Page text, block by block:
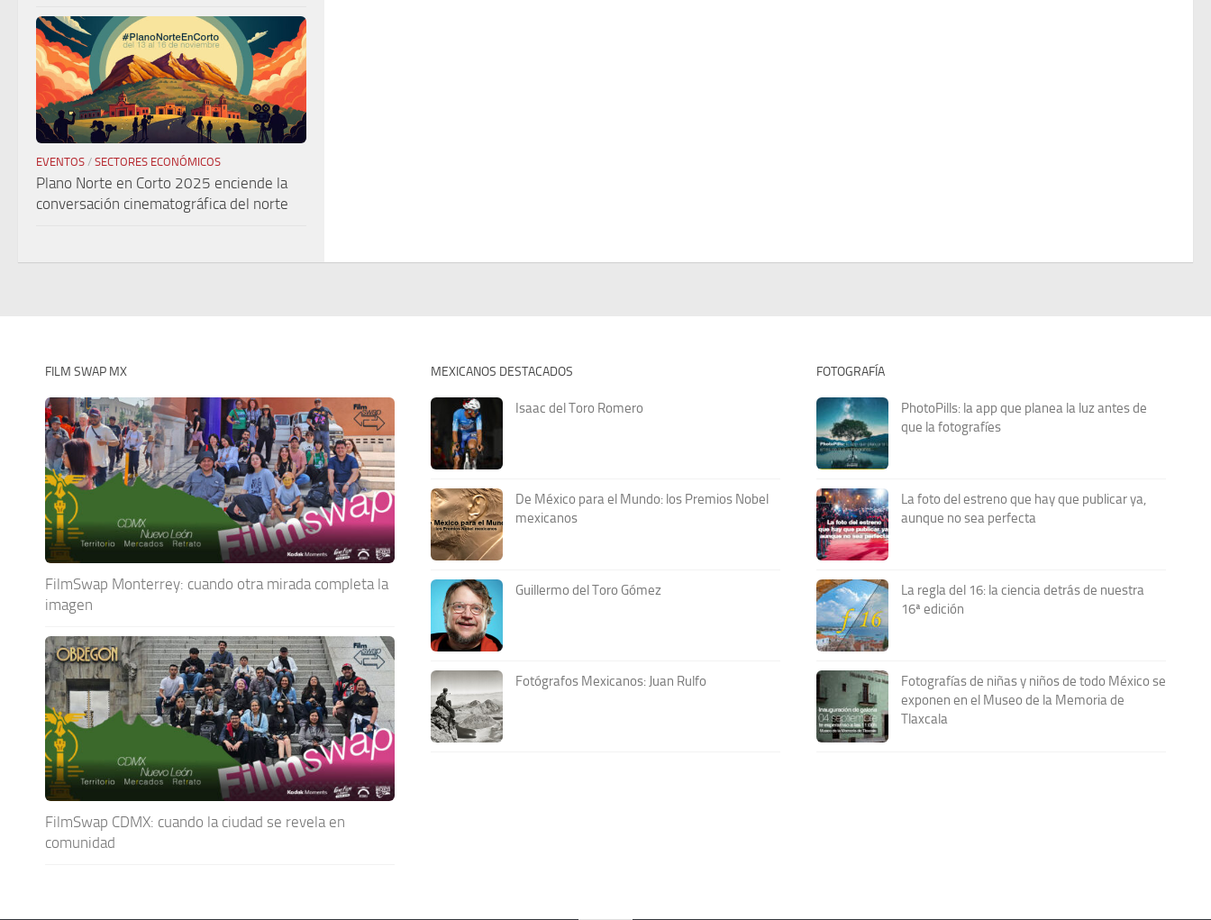
EVENTOS / SECTORES ECONÓMICOS
Plano Norte en Corto 2025 enciende la
conversación cinematográfica del norte
FILM SWAP MX
FilmSwap Monterrey: cuando otra mirada completa la
imagen
FilmSwap CDMX: cuando la ciudad se revela en
comunidad
MEXICANOS DESTACADOS
Isaac del Toro Romero
De México para el Mundo: los Premios Nobel
mexicanos
Guillermo del Toro Gómez
Fotógrafos Mexicanos: Juan Rulfo
FOTOGRAFÍA
PhotoPills: la app que planea la luz antes de
que la fotografíes
La foto del estreno que hay que publicar ya,
aunque no sea perfecta
La regla del 16: la ciencia detrás de nuestra
16ª edición
Fotografías de niñas y niños de todo México se
exponen en el Museo de la Memoria de
Tlaxcala